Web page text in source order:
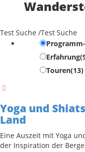
Test Suche /Test Suche
Erfahrung
Touren(13)
Yoga und
Land
Eine Auszeit mit Yoga
der Inspiration der